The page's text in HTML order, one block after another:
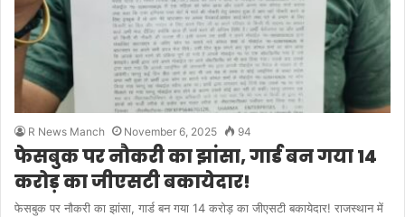
R News Manch November 6, 2025 94
फेसबुक पर नौकरी का झांसा, गार्ड बन गया 14
करोड़ का जीएसटी बकायेदार!
फेसबुक पर नौकरी का झांसा, गार्ड बन गया 14 करोड़ का जीएसटी बकायेदार! राजस्थान में